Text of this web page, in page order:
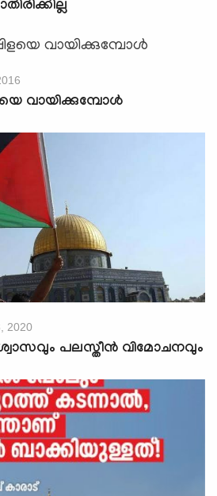
വായിക്കുമ്പോള്‍
2020
പലസ്തീന്‍ വിമോചനവും